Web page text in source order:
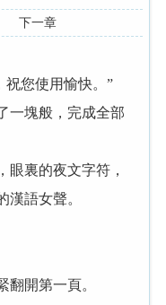
下一章
祝您使用愉快。”
一塊般，完成全部
眼裏的夜文字符，
語女聲。
開第一頁。